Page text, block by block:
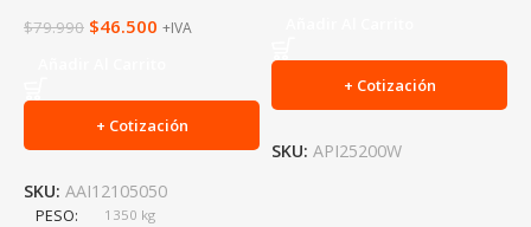
$79.990 $46.500 +IVA
+ Cotización
SKU: AAI12105050
PESO 1350 kg
+ Cotización
SKU: API25200W